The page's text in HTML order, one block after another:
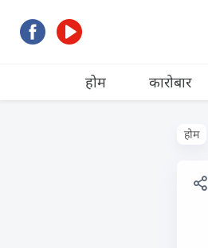
होम कारोबार
होम